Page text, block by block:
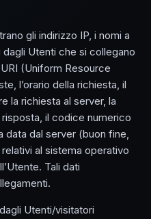
gli indirizzo IP, i nomi a
Utenti che si collegano
(Uniform Resource
l’orario della richiesta, il
la richiesta al server, la
il codice numerico
data dal server (buon fine,
al sistema operativo
Tali dati
Utenti/visitatori